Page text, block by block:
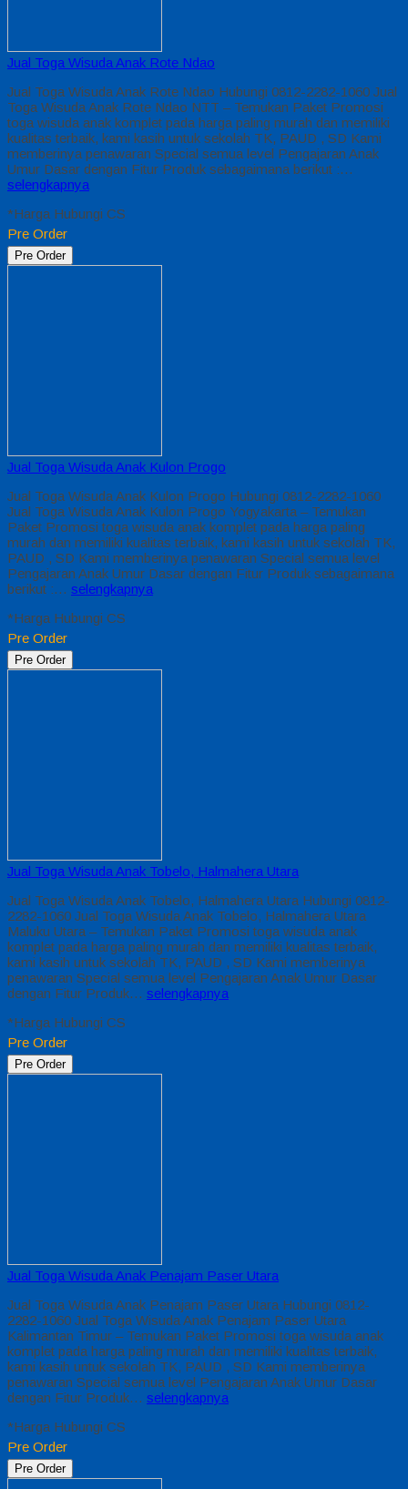
Jual Toga Wisuda Anak Rote Ndao
Jual Toga Wisuda Anak Rote Ndao Hubungi 0812-2282-1060 Jual
Toga Wisuda Anak Rote Ndao NTT – Temukan Paket Promosi
toga wisuda anak komplet pada harga paling murah dan memiliki
kualitas terbaik, kami kasih untuk sekolah TK, PAUD , SD Kami
memberinya penawaran Special semua level Pengajaran Anak
Umur Dasar dengan Fitur Produk sebagaimana berikut :…
selengkapnya
*Harga Hubungi CS
Pre Order
Pre Order
Jual Toga Wisuda Anak Kulon Progo
Jual Toga Wisuda Anak Kulon Progo Hubungi 0812-2282-1060
Jual Toga Wisuda Anak Kulon Progo Yogyakarta – Temukan
Paket Promosi toga wisuda anak komplet pada harga paling
murah dan memiliki kualitas terbaik, kami kasih untuk sekolah TK,
PAUD , SD Kami memberinya penawaran Special semua level
Pengajaran Anak Umur Dasar dengan Fitur Produk sebagaimana
berikut :… selengkapnya
*Harga Hubungi CS
Pre Order
Pre Order
Jual Toga Wisuda Anak Tobelo, Halmahera Utara
Jual Toga Wisuda Anak Tobelo, Halmahera Utara Hubungi 0812-
2282-1060 Jual Toga Wisuda Anak Tobelo, Halmahera Utara
Maluku Utara – Temukan Paket Promosi toga wisuda anak
komplet pada harga paling murah dan memiliki kualitas terbaik,
kami kasih untuk sekolah TK, PAUD , SD Kami memberinya
penawaran Special semua level Pengajaran Anak Umur Dasar
dengan Fitur Produk… selengkapnya
*Harga Hubungi CS
Pre Order
Pre Order
Jual Toga Wisuda Anak Penajam Paser Utara
Jual Toga Wisuda Anak Penajam Paser Utara Hubungi 0812-
2282-1060 Jual Toga Wisuda Anak Penajam Paser Utara
Kalimantan Timur – Temukan Paket Promosi toga wisuda anak
komplet pada harga paling murah dan memiliki kualitas terbaik,
kami kasih untuk sekolah TK, PAUD , SD Kami memberinya
penawaran Special semua level Pengajaran Anak Umur Dasar
dengan Fitur Produk… selengkapnya
*Harga Hubungi CS
Pre Order
Pre Order